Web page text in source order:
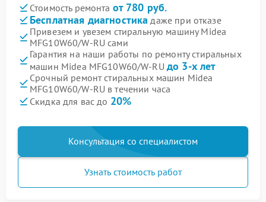
Стоимость ремонта от 780 руб.
Бесплатная диагностика даже при отказе
Привезем и увезем стиральную машину Midea
MFG10W60/W-RU сами
Гарантия на наши работы по ремонту стиральных
машин Midea MFG10W60/W-RU до 3-х лет
Срочный ремонт стиральных машин Midea
MFG10W60/W-RU в течении часа
Скидка для вас до 20%
Консультация со специалистом
Узнать стоимость работ